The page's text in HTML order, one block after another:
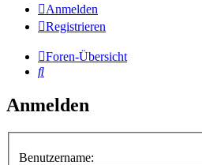
Anmelden
Registrieren
Foren-Übersicht
Suche
Anmelden
Benutzername: